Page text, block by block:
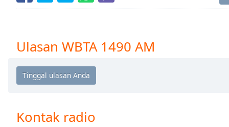
Playback
Rate
Chapters
Ulasan WBTA 1490 AM
Kontak radio